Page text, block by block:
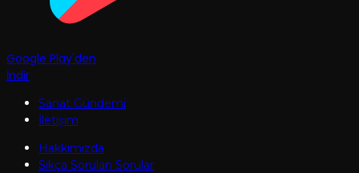
Google Play'den
İndir
Sanat Gündemi
İletişim
Hakkımızda
Sıkça Sorulan Sorular